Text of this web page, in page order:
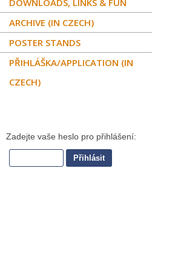
DOWNLOADS, LINKS & FUN
ARCHIVE (IN CZECH)
POSTER STANDS
PŘIHLÁŠKA/APPLICATION (IN
CZECH)